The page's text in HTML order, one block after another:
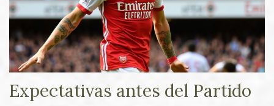
Expectativas antes del Partido